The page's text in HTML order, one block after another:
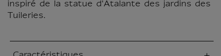
inspiré de la statue d'Atalante des jardins des
Tuileries.